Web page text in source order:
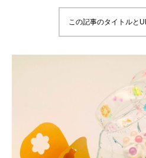
この記事のタイトルと